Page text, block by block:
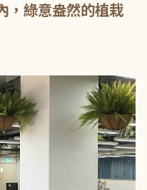
，綠意盎然的植栽